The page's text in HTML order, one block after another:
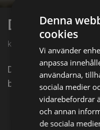
De tre
kl. 13:45 på Barnkanalen
De är unga, de är
beskyddar kungariket
Denna
cookies
Vi använder
anpassa
användarna,
sociala medier
vidarebefordrar
och annan
de sociala